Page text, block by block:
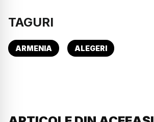
TAGURI
ARMENIA ALEGERI